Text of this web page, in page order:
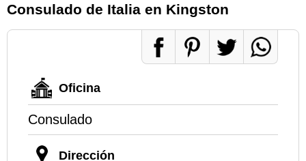
Consulado de Italia en Kingston
Oficina
Consulado
Dirección